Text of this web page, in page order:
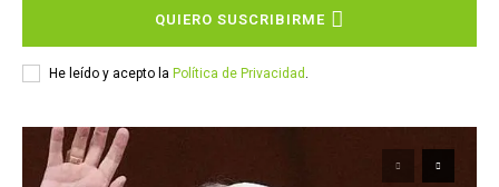
QUIERO SUSCRIBIRME
He leído y acepto la Política de Privacidad